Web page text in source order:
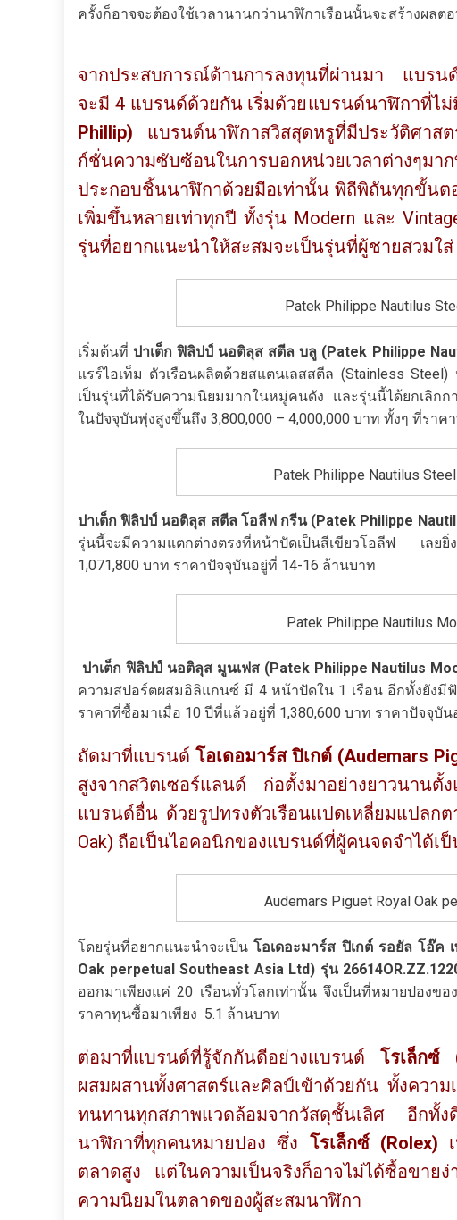
ครั้งก็อาจจะต้องใช้เวลานานกว่านาฬิกาเรือนนั้นจะสร้างผลต
จากประสบการณ์ด้านการลงทุนที่ผ่านมา แบรน
จะมี 4 แบรนด์ด้วยกัน เริ่มด้วยแบรนด์นาฬิกาที่ไม่
Phillip) แบรนด์นาฬิกาสวิสสุดหรูที่มีประวัติศาส
ก์ชั่นความซับซ้อนในการบอกหน่วยเวลาต่าง
ประกอบชิ้นนาฬิกาด้วยมือเท่านั้น พิถีพิถันทุกขั้นต
เพิ่มขึ้นหลายเท่าทุกปี ทั้งรุ่น Modern และ
รุ่นที่อยากแนะนำให้สะสมจะเป็นรุ่นที่ผู้ชายสวมใส่
Patek Philippe Nautilus
เริ่มต้นที่ ปาเต็ก ฟิลิปป์ นอติลุส สตีล บลู (Patek Philippe
แรร์ไอเท็ม ตัวเรือนผลิตด้วยสแตนเลสสตีล (Stainless
เป็นรุ่นที่ได้รับความนิยมมากในหมู่คนดัง และรุ่นนี้ได้ยกเลิก
ในปัจจุบันพุ่งสูงขึ้นถึง 3,800,000 – 4,000,000 บาท ทั้งๆ ที่ร
Patek Philippe Nautilus
ปาเต็ก ฟิลิปป์ นอติลุส สตีล โอลีฟ กรีน (Patek Philippe
รุ่นนี้จะมีความแตกต่างตรงที่หน้าปัดเป็นสีเขียวโอลีฟ เลย
1,071,800 บาท ราคาปัจจุบันอยู่ที่ 14-16 ล้านบาท
Patek Philippe Nautilus
ปาเต็ก ฟิลิปป์ นอติลุส มูนเฟส (Patek Philippe Nautilus
ความสปอร์ตผสมอิลิแกนซ์ มี 4 หน้าปัดใน 1 เรือน อีกทั้งยังมี
ราคาที่ซื้อมาเมื่อ 10 ปีที่แล้วอยู่ที่ 1,380,600 บาท ราคาปัจจุบัน
ถัดมาที่แบรนด์ โอเดอมาร์ส ปิเกต์ (Audemars
สูงจากสวิตเซอร์แลนด์ ก่อตั้งมาอย่างยาวนาน
แบรนด์อื่น ด้วยรูปทรงตัวเรือนแปดเหลี่ยมแปลก
Oak) ถือเป็นไอคอนิกของแบรนด์ที่ผู้คนจดจำได้เ
Audemars Piguet Royal Oak
โดยรุ่นที่อยากแนะนำจะเป็นโอเดอะมาร์ส ปิเกต์ รอยัล โอ๊ค
Oak perpetual Southeast Asia Ltd) รุ่น
ออกมาเพียงแค่ 20 เรือนทั่วโลกเท่านั้น จึงเป็นที่หมายปอง
ราคาทุนซื้อมาเพียง 5.1 ล้านบาท
ต่อมาที่แบรนด์ที่รู้จักกันดีอย่างแบรนด์ โรเล็กซ์
ผสมผสานทั้งศาสตร์และศิลป์เข้าด้วยกัน ทั้งความ
ทนทานทุกสภาพแวดล้อมจากวัสดุชั้นเลิศ อีกทั้
นาฬิกาที่ทุกคนหมายปอง ซึ่ง โรเล็กซ์ (Rolex)
ตลาดสูง แต่ในความเป็นจริงก็อาจไม่ได้ซื้อขาย
ความนิยมในตลาดของผู้สะสมนาฬิกา